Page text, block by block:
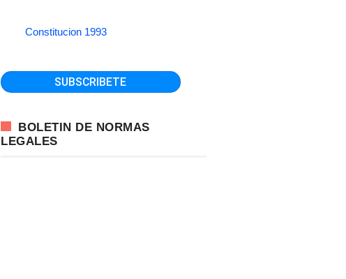
Constitucion 1993
BOLETIN DE NORMAS
LEGALES